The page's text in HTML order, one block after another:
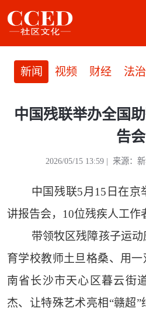
新闻 视频 财经 法治
中国残联举办全国
告会
2026/05/15 13:59 | 来源：
中国残联5月15日在京
讲报告会，10位残疾人工作
带领牧区残障孩子运
育学校教师土旦格桑、用一
南省长沙市天心区暮云街
杰、让特殊艺术亮相“赣超